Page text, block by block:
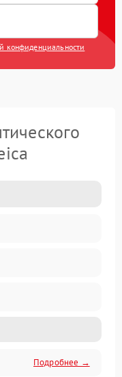
конфиденциальности
Подробнее →